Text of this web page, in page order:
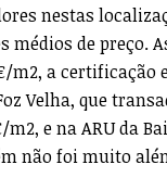
nestas
médios de preço.
m2, a certificação
Velha, que
e na ARU da
não foi muito